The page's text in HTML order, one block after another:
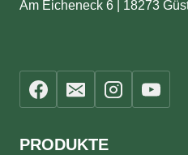
Am Eicheneck 6 | 18273
PRODUKTE